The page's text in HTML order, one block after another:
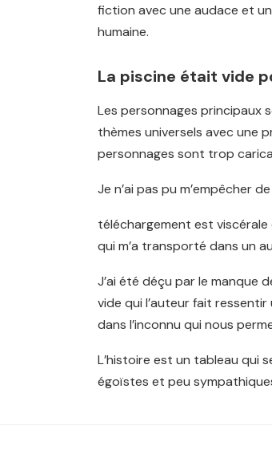
fiction avec une audace et
humaine.
La piscine était vide
Les personnages principaux
thèmes universels avec une
personnages sont trop
Je n’ai pas pu m’empêcher
téléchargement est
qui m’a transporté dans un
J’ai été déçu par le manque
vide qui l’auteur fait
dans l’inconnu qui nous
L’histoire est un tableau qui
égoïstes et peu